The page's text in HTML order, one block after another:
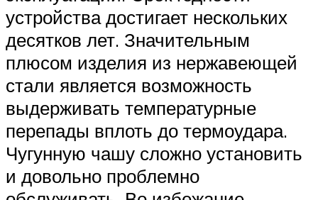
устройства достигает нескольких
десятков лет. Значительным
плюсом изделия из нержавеющей
стали является возможность
выдерживать температурные
перепады вплоть до термоудара.
Чугунную чашу сложно установить
и довольно проблемно